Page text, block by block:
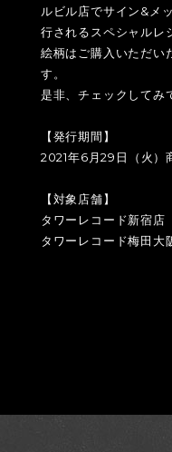
ルビル店でサイン&メ
行されるスペシャルレ
絵柄はご購入いただい
す。
是非、チェックしてみ
【発行期間】
2021年6月29日（火）
【対象店舗】
タワーレコード新宿店
タワーレコード梅田大